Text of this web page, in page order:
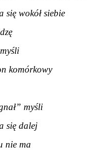
się wokół siebie
komórkowy
myśli
się dalej
nie ma